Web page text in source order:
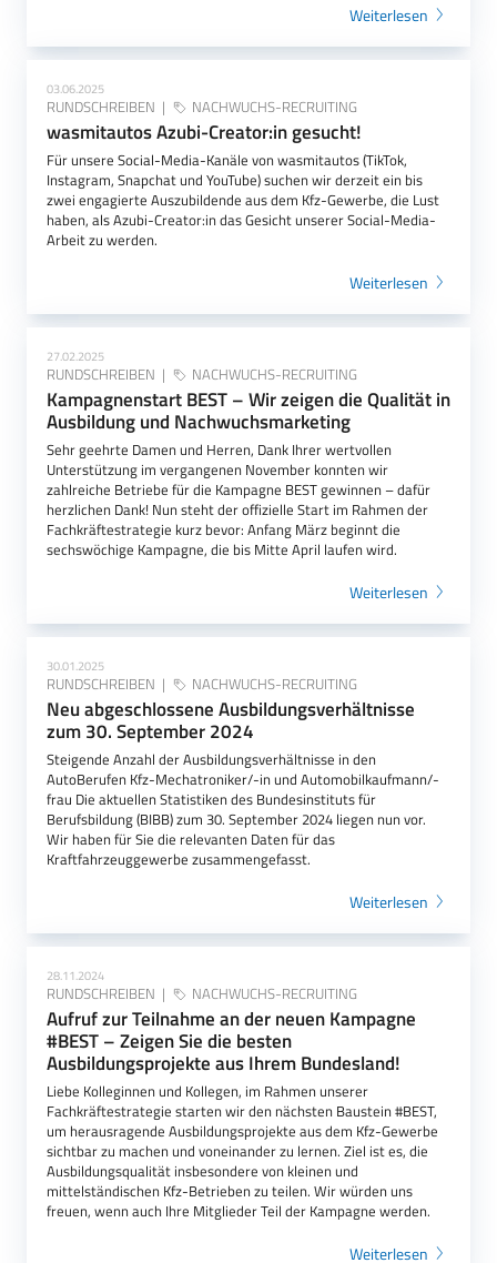
Weiterlesen
03.06.2025
RUNDSCHREIBEN NACHWUCHS-RECRUITING
wasmitautos Azubi-Creator:in gesucht!
Für unsere Social-Media-Kanäle von wasmitautos (TikTok,
Instagram, Snapchat und YouTube) suchen wir derzeit ein bis
zwei engagierte Auszubildende aus dem Kfz-Gewerbe, die Lust
haben, als Azubi-Creator:in das Gesicht unserer Social-Media-
Arbeit zu werden.
Weiterlesen
27.02.2025
RUNDSCHREIBEN NACHWUCHS-RECRUITING
Kampagnenstart BEST – Wir zeigen die Qualität in
Ausbildung und Nachwuchsmarketing
Sehr geehrte Damen und Herren, Dank Ihrer wertvollen
Unterstützung im vergangenen November konnten wir
zahlreiche Betriebe für die Kampagne BEST gewinnen – dafür
herzlichen Dank! Nun steht der offizielle Start im Rahmen der
Fachkräftestrategie kurz bevor: Anfang März beginnt die
sechswöchige Kampagne, die bis Mitte April laufen wird.
Weiterlesen
30.01.2025
RUNDSCHREIBEN NACHWUCHS-RECRUITING
Neu abgeschlossene Ausbildungsverhältnisse
zum 30. September 2024
Steigende Anzahl der Ausbildungsverhältnisse in den
AutoBerufen Kfz-Mechatroniker/-in und Automobilkaufmann/-
frau Die aktuellen Statistiken des Bundesinstituts für
Berufsbildung (BIBB) zum 30. September 2024 liegen nun vor.
Wir haben für Sie die relevanten Daten für das
Kraftfahrzeuggewerbe zusammengefasst.
Weiterlesen
28.11.2024
RUNDSCHREIBEN NACHWUCHS-RECRUITING
Aufruf zur Teilnahme an der neuen Kampagne
#BEST – Zeigen Sie die besten
Ausbildungsprojekte aus Ihrem Bundesland!
Liebe Kolleginnen und Kollegen, im Rahmen unserer
Fachkräftestrategie starten wir den nächsten Baustein #BEST,
um herausragende Ausbildungsprojekte aus dem Kfz-Gewerbe
sichtbar zu machen und voneinander zu lernen. Ziel ist es, die
Ausbildungsqualität insbesondere von kleinen und
mittelständischen Kfz-Betrieben zu teilen. Wir würden uns
freuen, wenn auch Ihre Mitglieder Teil der Kampagne werden.
Weiterlesen